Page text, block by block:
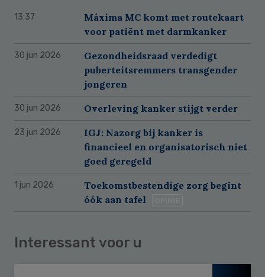
13:37
Máxima MC komt met routekaart
voor patiënt met darmkanker
30 jun 2026
Gezondheidsraad verdedigt
puberteitsremmers transgender
jongeren
30 jun 2026 Overleving kanker stijgt verder
23 jun 2026
IGJ: Nazorg bij kanker is
financieel en organisatorisch niet
goed geregeld
1 jun 2026
Toekomstbestendige zorg begint
óók aan tafel
Interessant voor u